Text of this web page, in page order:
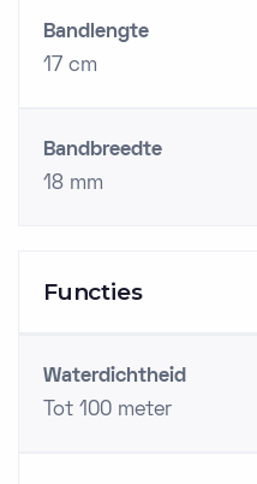
Bandlengte
17 cm
Bandbreedte
18 mm
Functies
Waterdichtheid
Tot 100 meter